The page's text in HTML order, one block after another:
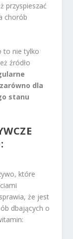
przyspieszać
chorób
to nie tylko
źródło
dla
stanu
które
że jest
dbających o